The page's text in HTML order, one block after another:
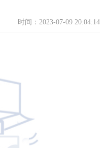
时间：2023-07-09 20:04:14